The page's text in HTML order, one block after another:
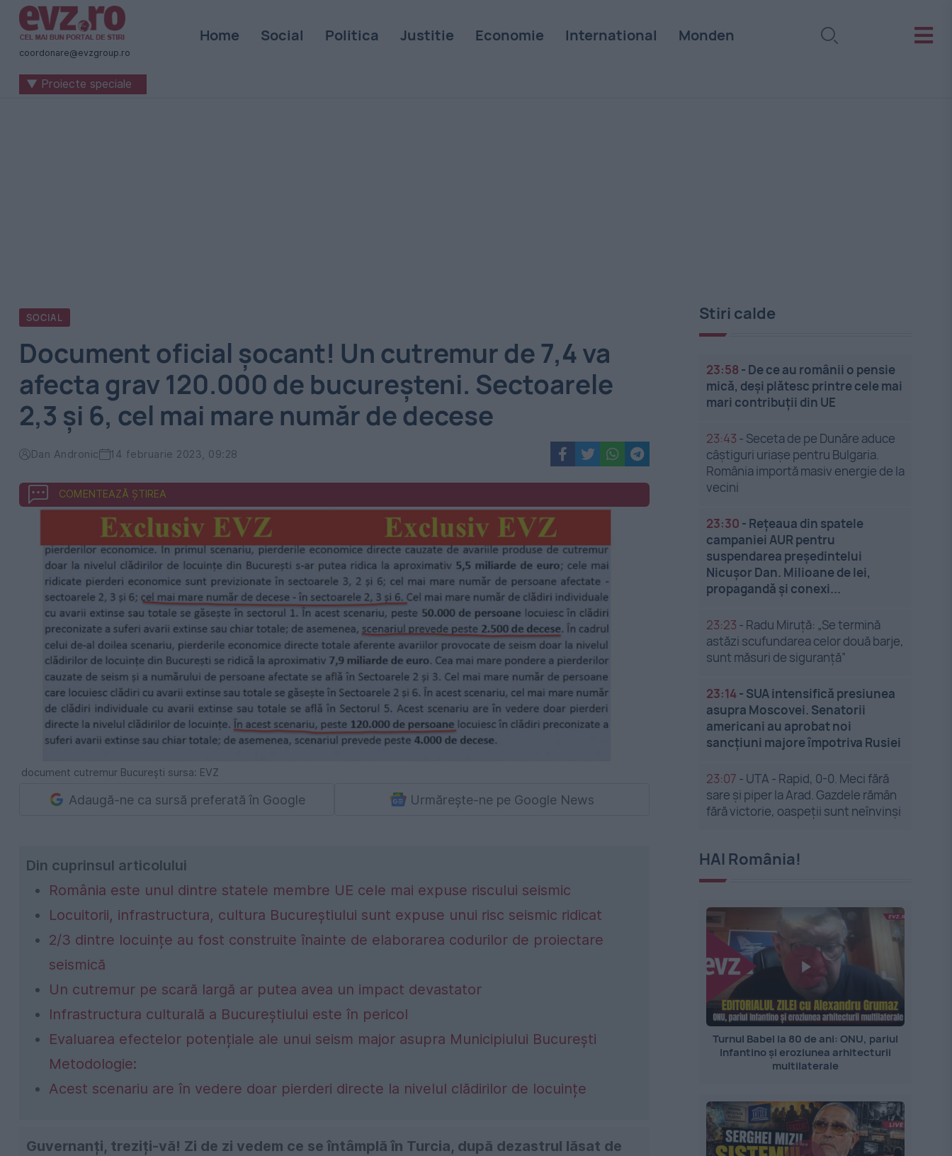
Știri
naționale
internaționale
coordonare@evzgroup.ro
Home Social Politica Justitie Economie International Monden
▼ Proiecte speciale
SOCIAL
Document oficial șocant! Un cutremur de 7,4 va
afecta grav 120.000 de bucureșteni. Sectoarele
2,3 și 6, cel mai mare număr de decese
Dan Andronic 14 februarie 2023, 09:28
COMENTEAZĂ ȘTIREA
document cutremur București sursa: EVZ
Adaugă-ne ca sursă preferată în Google Urmărește-ne pe Google News
Din cuprinsul articolului
România este unul dintre statele membre UE cele mai expuse riscului seismic
Locuitorii, infrastructura, cultura Bucureștiului sunt expuse unui risc seismic ridicat
2/3 dintre locuințe au fost construite înainte de elaborarea codurilor de proiectare
seismică
Un cutremur pe scară largă ar putea avea un impact devastator
Infrastructura culturală a Bucureștiului este în pericol
Evaluarea efectelor potențiale ale unui seism major asupra Municipiului București
Metodologie:
Acest scenariu are în vedere doar pierderi directe la nivelul clădirilor de locuințe
Guvernanți, treziți-vă! Zi de zi vedem ce se întâmplă în Turcia, după dezastrul lăsat de
Stiri calde
23:58 - De ce au românii o pensie
mică, deși plătesc printre cele mai
mari contribuții din UE
23:43 - Seceta de pe Dunăre aduce
câștiguri uriașe pentru Bulgaria.
România importă masiv energie de la
vecini
23:30 - Rețeaua din spatele
campaniei AUR pentru
suspendarea președintelui
Nicușor Dan. Milioane de lei,
propagandă și conexi...
23:23 - Radu Miruță: „Se termină
astăzi scufundarea celor două barje,
sunt măsuri de siguranţă”
23:14- SUA intensifică presiunea
asupra Moscovei. Senatorii
americani au aprobat noi
sancțiuni majore împotriva Rusiei
23:07 - UTA - Rapid, 0-0. Meci fără
sare și piper la Arad. Gazdele rămân
fără victorie, oaspeții sunt neînvinși
HAI România!
Turnul Babel la 80 de ani: ONU, pariul
Infantino și eroziunea arhitecturii
multilaterale